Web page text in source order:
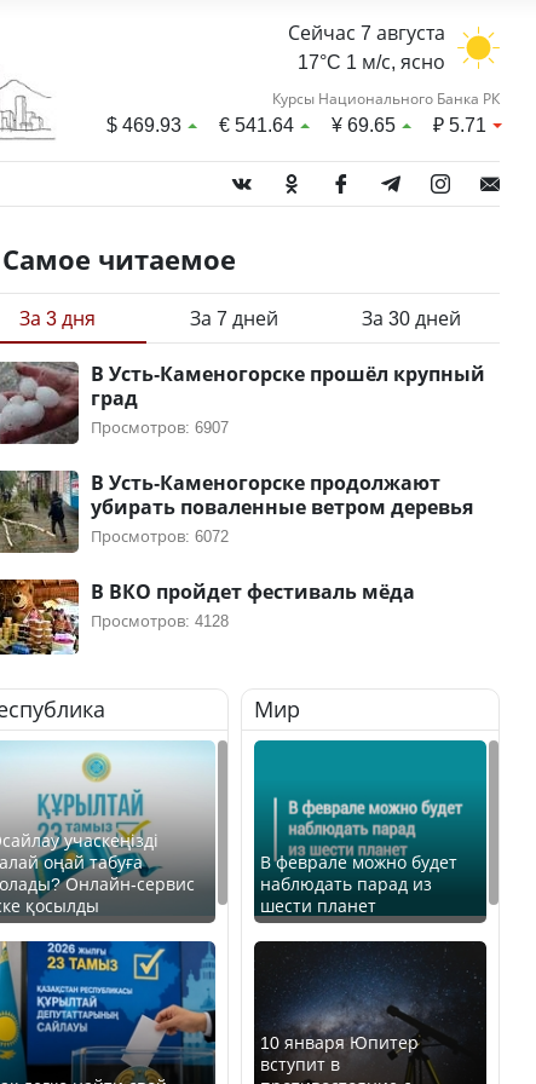
Сейчас 7 августа
17°C 1 м/с, ясно
Курсы Национального Банка РК
$469.93 €541.64 ¥69.65 ₽5.71
Самое читаемое
За 3 дня За 7 дней За 30 дней
В Усть-Каменогорске прошёл крупный
град
Просмотров: 6907
В Усть-Каменогорске продолжают
убирать поваленные ветром деревья
Просмотров: 6072
В ВКО пройдет фестиваль мёда
Просмотров: 4128
учаскеңізді
оңай табуға
Онлайн-сервис
қосылды
Мир
В феврале можно будет
наблюдать парад из
шести планет
10 января Юпитер
вступит в